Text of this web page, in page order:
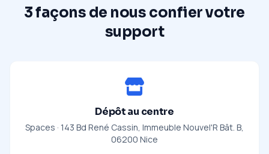
3 façons de nous confier votre
support
Dépôt au centre
Spaces · 143 Bd René Cassin, Immeuble Nouvel'R Bât. B,
06200 Nice